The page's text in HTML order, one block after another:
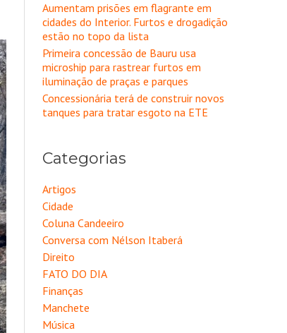
Aumentam prisões em flagrante em
cidades do Interior. Furtos e drogadição
estão no topo da lista
Primeira concessão de Bauru usa
microship para rastrear furtos em
iluminação de praças e parques
Concessionária terá de construir novos
tanques para tratar esgoto na ETE
Categorias
Artigos
Cidade
Coluna Candeeiro
Conversa com Nélson Itaberá
Direito
FATO DO DIA
Finanças
Manchete
Música